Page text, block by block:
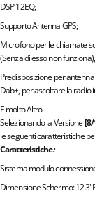
DSP 12EQ;
Supporto Antenna GPS;
Microfono per le chiamate
(Senza di esso non
Predisposizione per
Dab+, per ascoltare la radio
E molto Altro.
Selezionando la Versione[8/
le seguenti caratteristiche
Caratteristiche:
Sistema modulo
Dimensione Schermo: